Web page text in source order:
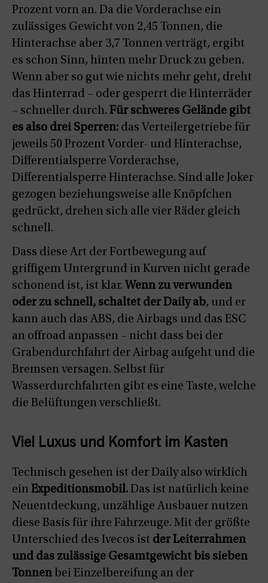
Prozent vorn an. Da die Vorderachse ein
zulässiges Gewicht von 2,45 Tonnen, die
Hinterachse aber 3,7 Tonnen verträgt, ergibt
es schon Sinn, hinten mehr Druck zu geben.
Wenn aber so gut wie nichts mehr geht, dreht
das Hinterrad – oder gesperrt die Hinterräder
– schneller durch. Für schweres Gelände gibt
es also drei Sperren: das Verteilergetriebe für
jeweils 50 Prozent Vorder- und Hinterachse,
Differentialsperre Vorderachse,
Differentialsperre Hinterachse. Sind alle Joker
gezogen beziehungsweise alle Knöpfchen
gedrückt, drehen sich alle vier Räder gleich
schnell.
Dass diese Art der Fortbewegung auf
griffigem Untergrund in Kurven nicht gerade
schonend ist, ist klar. Wenn zu verwunden
oder zu schnell, schaltet der Daily ab, und er
kann auch das ABS, die Airbags und das ESC
an offroad anpassen – nicht dass bei der
Grabendurchfahrt der Airbag aufgeht und die
Bremsen versagen. Selbst für
Wasserdurchfahrten gibt es eine Taste, welche
die Belüftungen verschließt.
Viel Luxus und Komfort im Kasten
Technisch gesehen ist der Daily also wirklich
ein Expeditionsmobil. Das ist natürlich keine
Neuentdeckung, unzählige Ausbauer nutzen
diese Basis für ihre Fahrzeuge. Mit der größte
Unterschied des Ivecos ist der Leiterrahmen
und das zulässige Gesamtgewicht bis sieben
Tonnen bei Einzelbereifung an der